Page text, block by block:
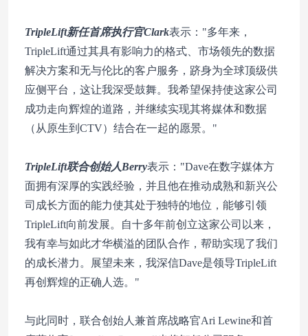
TripleLift新任首席执行官Clark表示："多年来，
TripleLift通过其具有影响力的格式、市场领先的数据
解决方案和无与伦比的客户服务，跻身为全球顶级供
应侧平台，这让我深受鼓舞。我希望保持使这家公司
成功走向辉煌的道路，并继续实现其将媒体和数据
（从原生到CTV）结合在一起的愿景。"
TripleLift联合创始人Berry表示："Dave在数字媒体方
面拥有深厚的实践经验，并且他在推动成熟和新兴公
司成长方面的能力使其处于独特的地位，能够引领
TripleLift向前发展。自十多年前创立这家公司以来，
我有幸与如此才华横溢的团队合作，帮助实现了我们
的成长潜力。展望未来，我深信Dave是领导TripleLift
再创辉煌的正确人选。"
与此同时，联合创始人兼首席战略官Ari Lewine和首